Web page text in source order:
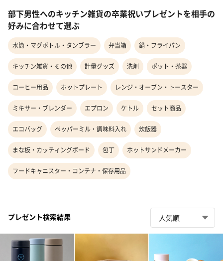
部下男性へのキッチン雑貨の卒業祝いプレゼントを相手の
好みに合わせて選ぶ
水筒・マグボトル・タンブラー 弁当箱 鍋・フライパン
キッチン雑貨・その他 計量グッズ 洗剤 ポット・茶器
コーヒー用品 ホットプレート レンジ・オーブン・トースター
ミキサー・ブレンダー エプロン ケトル セット商品
エコバッグ ペッパーミル・調味料入れ 炊飯器
まな板・カッティングボード 包丁 ホットサンドメーカー
フードキャニスター・コンテナ・保存用品
プレゼント検索結果